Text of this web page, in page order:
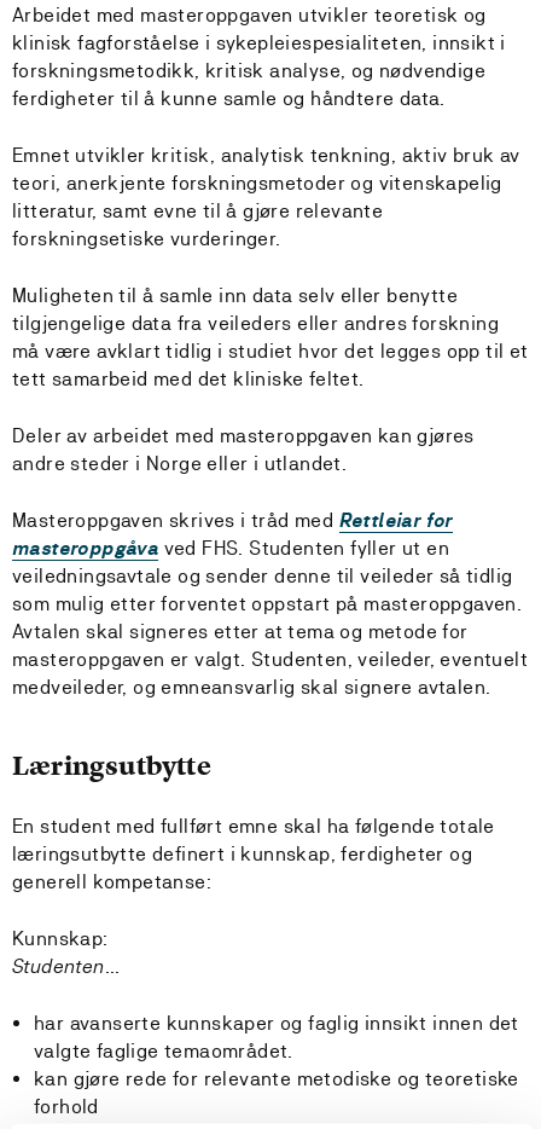
Arbeidet med masteroppgaven utvikler teoretisk og
klinisk fagforståelse i sykepleiespesialiteten, innsikt i
forskningsmetodikk, kritisk analyse, og nødvendige
ferdigheter til å kunne samle og håndtere data.
Emnet utvikler kritisk, analytisk tenkning, aktiv bruk av
teori, anerkjente forskningsmetoder og vitenskapelig
litteratur, samt evne til å gjøre relevante
forskningsetiske vurderinger.
Muligheten til å samle inn data selv eller benytte
tilgjengelige data fra veileders eller andres forskning
må være avklart tidlig i studiet hvor det legges opp til et
tett samarbeid med det kliniske feltet.
Deler av arbeidet med masteroppgaven kan gjøres
andre steder i Norge eller i utlandet.
Masteroppgaven skrives i tråd med Rettleiar for
masteroppgåva ved FHS. Studenten fyller ut en
veiledningsavtale og sender denne til veileder så tidlig
som mulig etter forventet oppstart på masteroppgaven.
Avtalen skal signeres etter at tema og metode for
masteroppgaven er valgt. Studenten, veileder, eventuelt
medveileder, og emneansvarlig skal signere avtalen.
Læringsutbytte
En student med fullført emne skal ha følgende totale
læringsutbytte definert i kunnskap, ferdigheter og
generell kompetanse:
Kunnskap:
Studenten...
har avanserte kunnskaper og faglig innsikt innen det
valgte faglige temaområdet.
kan gjøre rede for relevante metodiske og teoretiske
forhold